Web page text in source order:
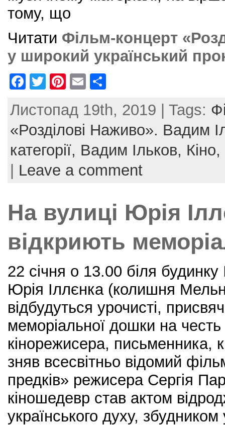
тому, що
Читати Фільм-концерт
у широкий український
F
c
e
b
o
o
T
itt
er
Pi
er
e
st
E
ai ar
e
Листопад 19th, 2019 | Tags:
«Розділові Наживо». Вадим
категорії, Вадим Ільков, Кіно,
| Leave a comment
На вулиці Юрія
відкриють
22 січня о 13.00 біля
Юрія Іллєнка (колишня
відбудуться урочисті,
меморіальної дошки на честь
кінорежисера, письменника,
зняв всесвітньо відомий
предків» режисера Сергія
кіношедевр став актом
українського духу, збудником